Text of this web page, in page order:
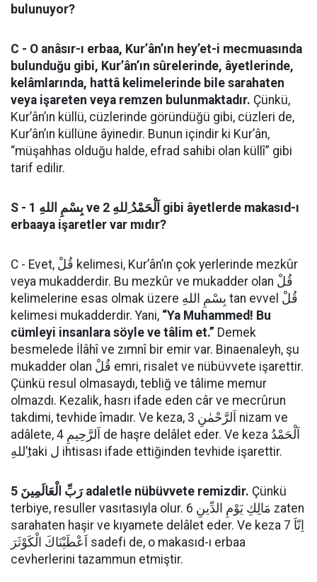
bulunuyor?
C - O anâsır-ı erbaa, Kur’ân’ın hey’et-i mecmuasında
bulunduğu gibi, Kur’ân’ın sûrelerinde, âyetlerinde,
kelâmlarında, hattâ kelimelerinde bile sarahaten
veya işareten veya remzen bulunmaktadır. Çünkü,
Kur’ân’ın küllü, cüzlerinde göründüğü gibi, cüzleri de,
Kur’ân’ın küllüne âyinedir. Bunun içindir ki Kur’ân,
“müşahhas olduğu halde, efrad sahibi olan küllî” gibi
tarif edilir.
S - 1 بِسْمِ اللهِ ve 2 اَلْحَمْدُ ِللهِ gibi âyetlerde makasıd-ı
erbaaya işaretler var mıdır?
C - Evet, قُلْ kelimesi, Kur’ân’ın çok yerlerinde mezkûr
veya mukadderdir. Bu mezkûr ve mukadder olan قُلْ
kelimelerine esas olmak üzere بِسْمِ اللهِ tan evvel قُلْ
kelimesi mukadderdir. Yani, “Ya Muhammed! Bu
cümleyi insanlara söyle ve tâlim et.” Demek
besmelede İlâhî ve zımnî bir emir var. Binaenaleyh, şu
mukadder olan قُلْ emri, risalet ve nübüvvete işarettir.
Çünkü resul olmasaydı, tebliğ ve tâlime memur
olmazdı. Kezalik, hasrı ifade eden câr ve mecrûrun
takdimi, tevhide îmadır. Ve keza, 3 اَلرَّحْمٰنِ nizam ve
adâlete, 4 اَلرَّحِيمِ de haşre delâlet eder. Ve keza اَلْحَمْدُ
ِللهِ’taki ل ihtisası ifade ettiğinden tevhide işarettir.
5 رَبِّ الْعَالَمِينَ adaletle nübüvvete remizdir. Çünkü
terbiye, resuller vasıtasıyla olur. 6 مَالِكِ يَوْمِ الدِّينِ zaten
sarahaten haşir ve kıyamete delâlet eder. Ve keza 7 اِنّاَ
اَعْطَيْنَاكَ الْكَوْثَرَ sadefi de, o makasıd-ı erbaa
cevherlerini tazammun etmiştir.